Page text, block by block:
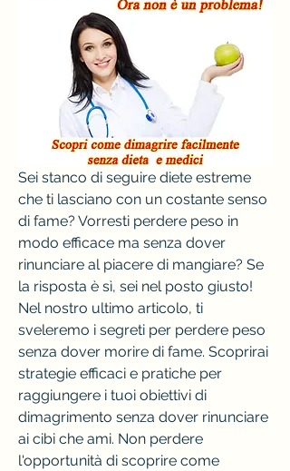
Sei stanco di seguire diete estreme
che ti lasciano con un costante senso
di fame? Vorresti perdere peso in
modo efficace ma senza dover
rinunciare al piacere di mangiare? Se
la risposta è sì, sei nel posto giusto!
Nel nostro ultimo articolo, ti
sveleremo i segreti per perdere peso
senza dover morire di fame. Scoprirai
strategie efficaci e pratiche per
raggiungere i tuoi obiettivi di
dimagrimento senza dover rinunciare
ai cibi che ami. Non perdere
l'opportunità di scoprire come